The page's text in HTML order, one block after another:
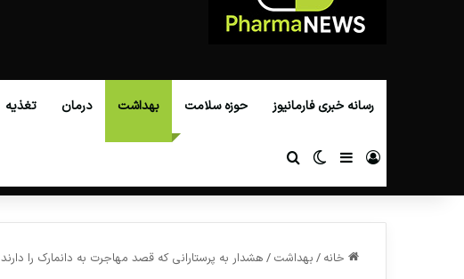
رسانه خبری فارمانیوز حوزه سلامت بهداشت درمان تغذیه
ورود سایدبارتغییر پوسته
خانه / بهداشت / هشدار به پرستارانی که قصد مهاجرت به دانمارک را دارند